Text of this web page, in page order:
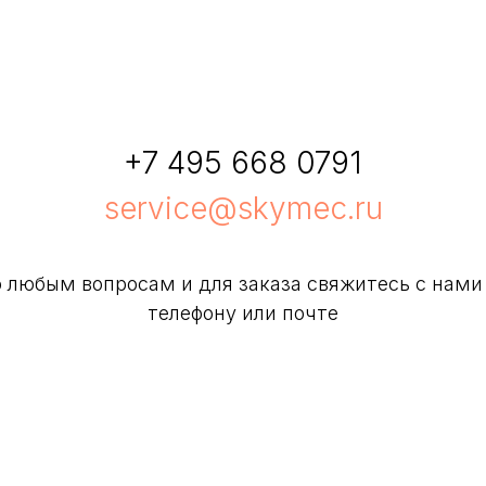
+7 495 668 0791
service@skymec.ru
любым вопросам и для заказа свяжитесь с нами
телефону или почте